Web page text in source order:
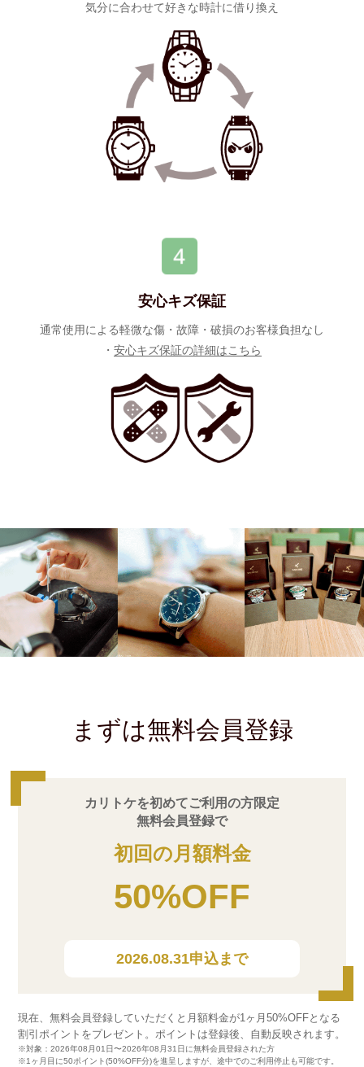
気分に合わせて好きな時計に借り換え
安心キズ保証
通常使用による軽微な傷・故障・破損のお客様負担なし
・ 安心キズ保証の詳細はこちら
まずは無料会員登録
カリトケを初めてご利用の方限定
無料会員登録で
初回の月額料金
50%OFF
2026.08.31申込まで
現在、無料会員登録していただくと月額料金が1ヶ月50%OFFとなる
割引ポイントをプレゼント。ポイントは登録後、自動反映されます。
※対象：2026年08月01日〜2026年08月31日に無料会員登録された方
※1ヶ月目に50ポイント(50%OFF分)を進呈しますが、途中でのご利用停止も可能です。